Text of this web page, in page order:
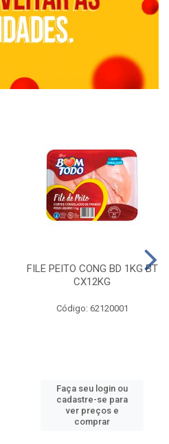
FILE PEITO CONG BD 1KG BT
CX12KG
Código: 62120001
Faça seu login ou
cadastre-se para
ver preços e
comprar